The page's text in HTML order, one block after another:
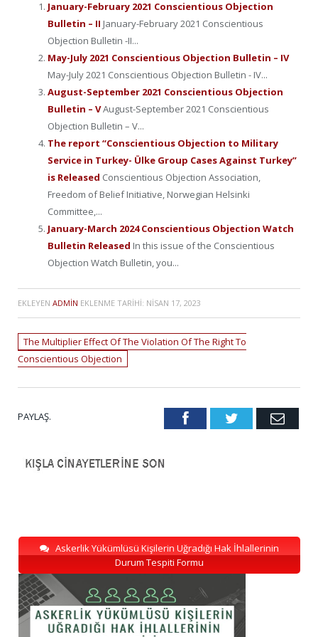
January-February 2021 Conscientious Objection
Bulletin – II January-February 2021 Conscientious
Objection Bulletin -II...
May-July 2021 Conscientious Objection Bulletin – IV
May-July 2021 Conscientious Objection Bulletin - IV...
August-September 2021 Conscientious Objection
Bulletin – VAugust-September 2021 Conscientious
Objection Bulletin – V...
The report “Conscientious Objection to Military
Service in Turkey- Ülke Group Cases Against Turkey”
is Released Conscientious Objection Association,
Freedom of Belief Initiative, Norwegian Helsinki
Committee,...
January-March 2024 Conscientious Objection Watch
Bulletin Released In this issue of the Conscientious
Objection Watch Bulletin, you...
EKLEYEN ADMIN EKLENME TARIHI: NISAN 17, 2023
The Multiplier Effect Of The Violation Of The Right To
Conscientious Objection
PAYLAŞ. FacebookTwitter Email
Askerlik Yükümlüsü Kişilerin Uğradığı Hak İhlallerinin
Durum Tespiti Formu